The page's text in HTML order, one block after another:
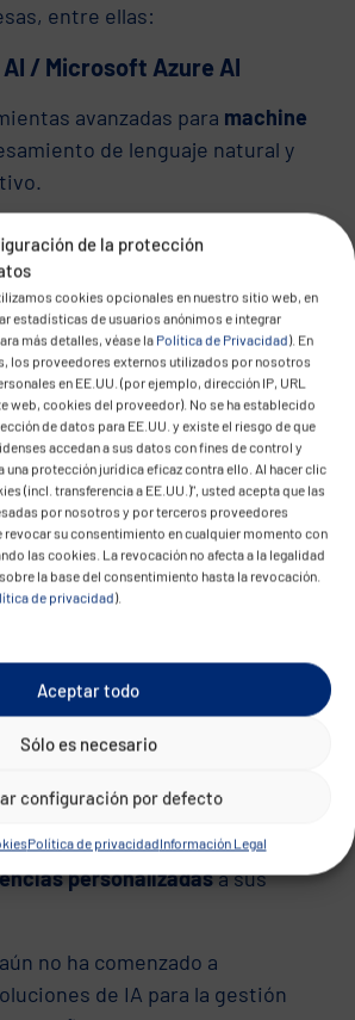
de la protección
cookies opcionales en nuestro sitio web, en
estadísticas de usuarios anónimos e integrar
más detalles, véase la Política de Privacidad). En
los proveedores externos utilizados por nosotros
en EE.UU. (por ejemplo, dirección IP, URL
web, cookies del proveedor). No se ha establecido
de datos para EE.UU. y existe el riesgo de que
accedan a sus datos con fines de control y
una protección jurídica eficaz contra ello. Al hacer clic
(incl. transferencia a EE.UU.)", usted acepta que las
por nosotros y por terceros proveedores
revocar su consentimiento en cualquier momento con
las cookies. La revocación no afecta a la legalidad
la base del consentimiento hasta la revocación.
de privacidad).
Aceptar todo
Sólo es necesario
configuración por defecto
Política de privacidadInformación Legal
entre ellas:
AI / Microsoft Azure AI
avanzadas para machine
de lenguaje natural y
en
para grandes volúmenes de
para integración de
automatizadosde IA en la
empresariales,
ventajas competitivas
cada vez más dinámico.
que adopten estas
mejor preparadas para
cambios del mercado y
personalizadasa sus
no ha comenzado a
de IA para la gestión